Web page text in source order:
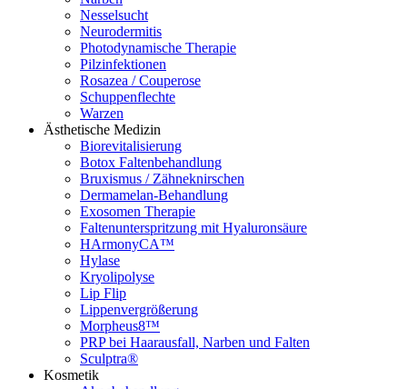
Nesselsucht
Neurodermitis
Photodynamische Therapie
Pilzinfektionen
Rosazea / Couperose
Schuppenflechte
Warzen
Ästhetische Medizin
Biorevitalisierung
Botox Faltenbehandlung
Bruxismus / Zähneknirschen
Dermamelan-Behandlung
Exosomen Therapie
Faltenunterspritzung mit Hyaluronsäure
HArmonyCA™
Hylase
Kryolipolyse
Lip Flip
Lippenvergrößerung
Morpheus8™
PRP bei Haarausfall, Narben und Falten
Sculptra®
Kosmetik